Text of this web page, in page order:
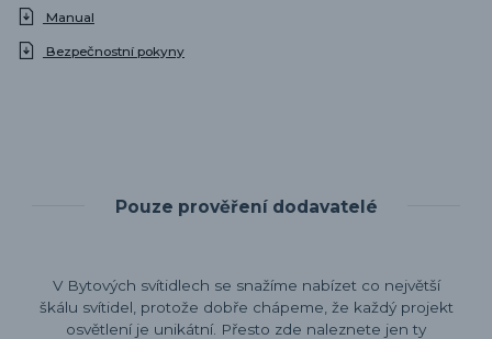
Manual
Bezpečnostní pokyny
Pouze prověření dodavatelé
V Bytových svítidlech se snažíme nabízet co největší
škálu svítidel, protože dobře chápeme, že každý projekt
osvětlení je unikátní. Přesto zde naleznete jen ty